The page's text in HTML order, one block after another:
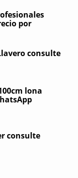
por
consulte
lona
consulte